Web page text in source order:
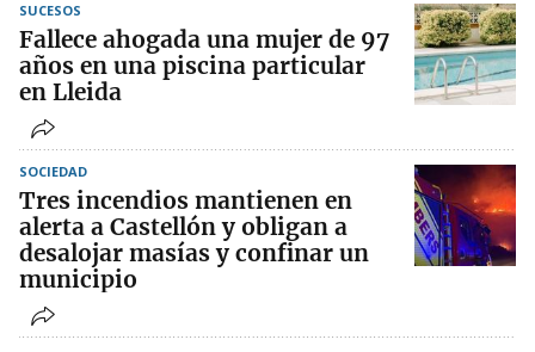
SUCESOS
Fallece ahogada una mujer de 97
años en una piscina particular
en Lleida
SOCIEDAD
Tres incendios mantienen en
alerta a Castellón y obligan a
desalojar masías y confinar un
municipio